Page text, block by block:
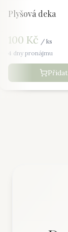
Plyšová deka
100 Kč / ks
4 dny pronájmu